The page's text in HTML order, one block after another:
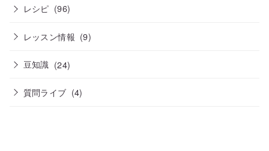
レシピ (96)
レッスン情報 (9)
豆知識 (24)
質問ライブ (4)